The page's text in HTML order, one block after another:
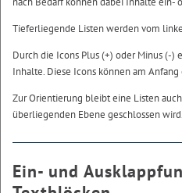
Tieferliegende Listen werden vom
Durch die Icons Plus (+) oder Minus (-)
Inhalte. Diese Icons können am
Zur Orientierung bleibt eine Listen
überliegenden Ebene geschlossen wird.
Ein- und